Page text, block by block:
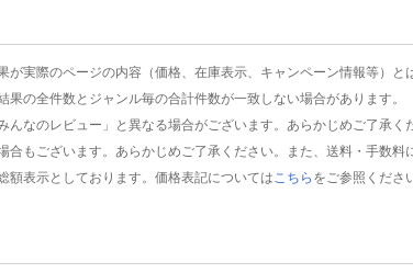
実際のページの内容（価格、在庫表示、キャンペーン情報等）と
の全件数とジャンル毎の合計件数が一致しない場合があります。
なのレビュー」と異なる場合がございます。あらかじめご了承く
もございます。あらかじめご了承ください。また、送料・手数料
表示としております。価格表記については こちら をご参照くださ